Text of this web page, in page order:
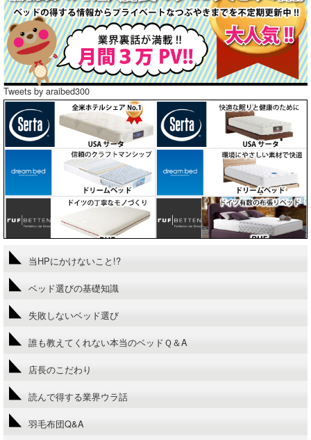
Tweets by araibed300
当HPにかけないこと!?
ベッド選びの基礎知識
失敗しないベッド選び
誰も教えてくれない本当のベッドＱ＆A
店長のこだわり
読んで得する業界ウラ話
羽毛布団Q&A